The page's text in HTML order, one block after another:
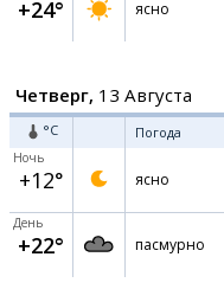
+24° ясно
Четверг, 13 Августа
°C Погода
Ночь
+12° ясно
День
+22° пасмурно